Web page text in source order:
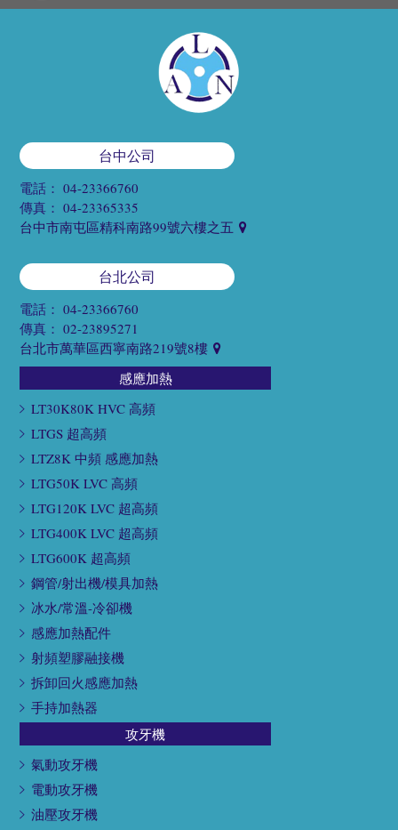
台中公司
電話：04-23366760
傳真：04-23365335
台中市南屯區精科南路99號六樓之五
台北公司
電話：04-23366760
傳真：02-23895271
台北市萬華區西寧南路219號8樓
感應加熱
LT30K80K HVC 高頻
LTGS 超高頻
LTZ8K 中頻 感應加熱
LTG50K LVC 高頻
LTG120K LVC 超高頻
LTG400K LVC 超高頻
LTG600K 超高頻
鋼管/射出機/模具加熱
冰水/常溫-冷卻機
感應加熱配件
射頻塑膠融接機
拆卸回火感應加熱
手持加熱器
攻牙機
氣動攻牙機
電動攻牙機
油壓攻牙機